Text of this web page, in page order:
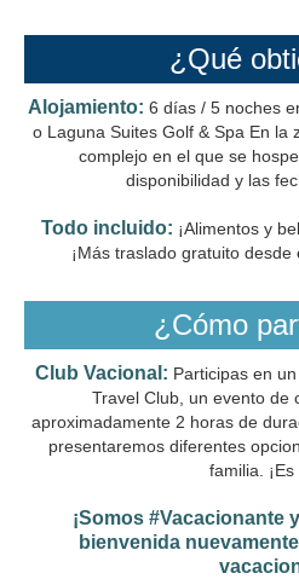
¿Qué
Alojamiento: 6 días / 5 noches
o Laguna Suites Golf & Spa En la
complejo en el que se
disponibilidad y las
Todo incluido: ¡Alimentos y
¡Más traslado gratuito
¿Cómo
Club Vacional: Participas en
Travel Club, un evento de
aproximadamente 2 horas de
presentaremos diferentes
familia. ¡Es
¡Somos #Vacacionante
bienvenida